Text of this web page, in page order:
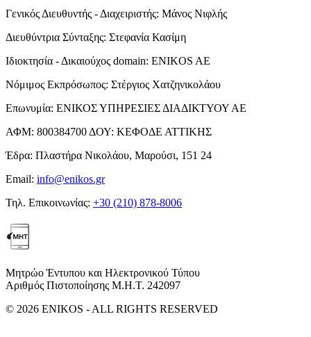
Γενικός Διευθυντής - Διαχειριστής: Μάνος Νιφλής
Διευθύντρια Σύνταξης: Στεφανία Κασίμη
Ιδιοκτησία - Δικαιούχος domain: ENIKOS AE
Νόμιμος Εκπρόσωπος: Στέργιος Χατζηνικολάου
Επωνυμία: ΕΝΙΚΟΣ ΥΠΗΡΕΣΙΕΣ ΔΙΑΔΙΚΤΥΟΥ ΑΕ
ΑΦΜ: 800384700 ΔΟΥ: ΚΕΦΟΔΕ ΑΤΤΙΚΗΣ
Έδρα: Πλαστήρα Νικολάου, Μαρούσι, 151 24
Email: info@enikos.gr
Τηλ. Επικοινωνίας: +30 (210) 878-8006
Μητρώο Έντυπου και Ηλεκτρονικού Τύπου
Αριθμός Πιστοποίησης Μ.Η.Τ. 242097
© 2026 ENIKOS - ALL RIGHTS RESERVED